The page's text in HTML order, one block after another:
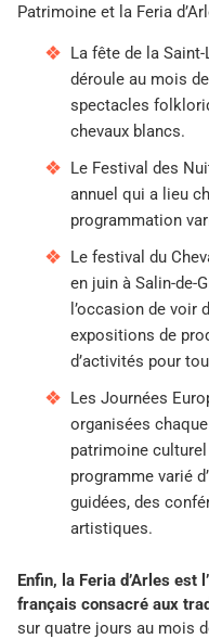
Patrimoine et la Feria
La fête de la
déroule au mois
spectacles
chevaux blancs.
Le Festival des
annuel qui a lieu
programmation
Le festival du
en juin à Salin-de-
l’occasion de voir
expositions de
d’activités pour
Les Journées
organisées
patrimoine
programme varié
guidées, des
artistiques.
Enfin, la Feria d’Arles est
français consacré aux
sur quatre jours au mois